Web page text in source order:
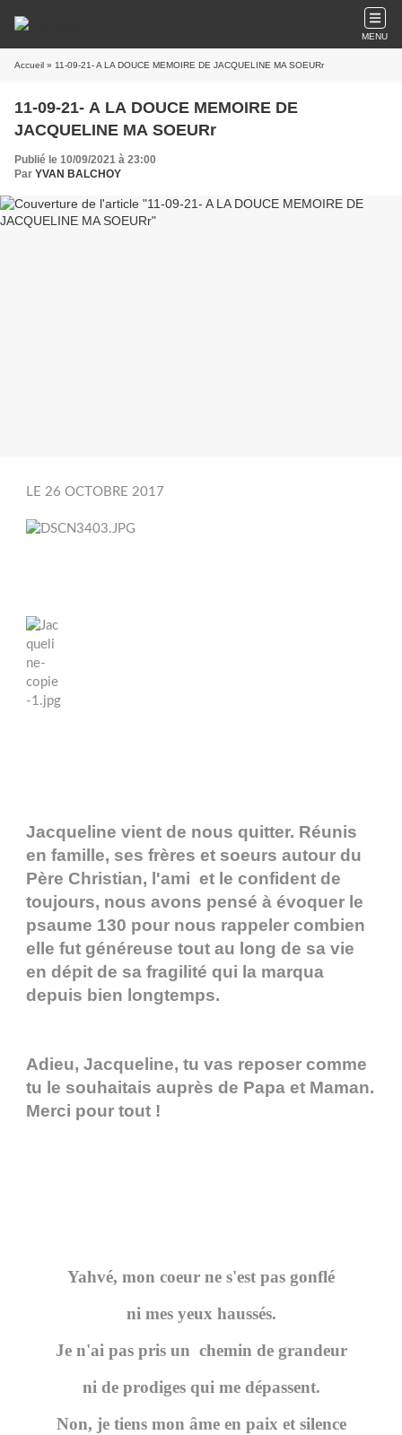
MENU
Accueil » 11-09-21- A LA DOUCE MEMOIRE DE JACQUELINE MA SOEURr
11-09-21- A LA DOUCE MEMOIRE DE
JACQUELINE MA SOEURr
Publié le 10/09/2021 à 23:00
Par YVAN BALCHOY
LE 26 OCTOBRE 2017
Jacqueline vient de nous quitter. Réunis
en famille, ses frères et soeurs autour du
Père Christian, l'ami et le confident de
toujours, nous avons pensé à évoquer le
psaume 130 pour nous rappeler combien
elle fut généreuse tout au long de sa vie
en dépit de sa fragilité qui la marqua
depuis bien longtemps.
Adieu, Jacqueline, tu vas reposer comme
tu le souhaitais auprès de Papa et Maman.
Merci pour tout !
Yahvé, mon coeur ne s'est pas gonflé
ni mes yeux haussés.
Je n'ai pas pris un chemin de grandeur
ni de prodiges qui me dépassent.
Non, je tiens mon âme en paix et silence